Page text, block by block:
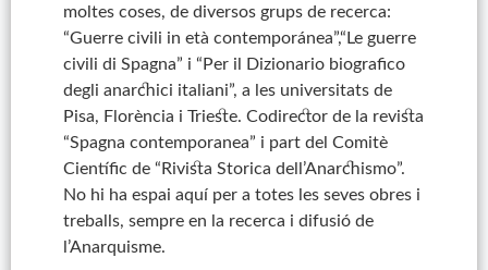
moltes coses, de diversos grups de recerca:
“Guerre civili in età contemporánea”,“Le guerre
civili di Spagna” i “Per il Dizionario biografico
degli anarchici italiani”, a les universitats de
Pisa, Florència i Trieste. Codirector de la revista
“Spagna contemporanea” i part del Comitè
Científic de “Rivista Storica dell’Anarchismo”.
No hi ha espai aquí per a totes les seves obres i
treballs, sempre en la recerca i difusió de
l’Anarquisme.